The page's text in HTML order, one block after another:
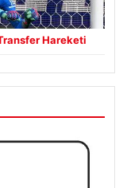
Transfer Hareketi